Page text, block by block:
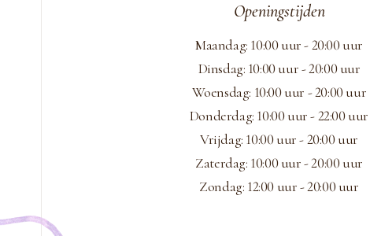
Openingstijden
Maandag: 10:00 uur - 20:00 uur
Dinsdag: 10:00 uur - 20:00 uur
Woensdag: 10:00 uur - 20:00 uur
Donderdag: 10:00 uur - 22:00 uur
Vrijdag: 10:00 uur - 20:00 uur
Zaterdag: 10:00 uur - 20:00 uur
Zondag: 12:00 uur - 20:00 uur